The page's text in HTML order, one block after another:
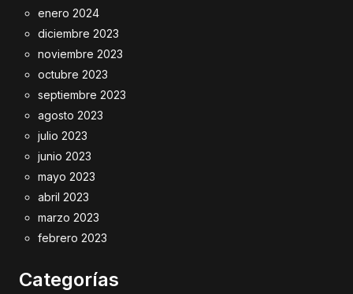
enero 2024
diciembre 2023
noviembre 2023
octubre 2023
septiembre 2023
agosto 2023
julio 2023
junio 2023
mayo 2023
abril 2023
marzo 2023
febrero 2023
Categorías